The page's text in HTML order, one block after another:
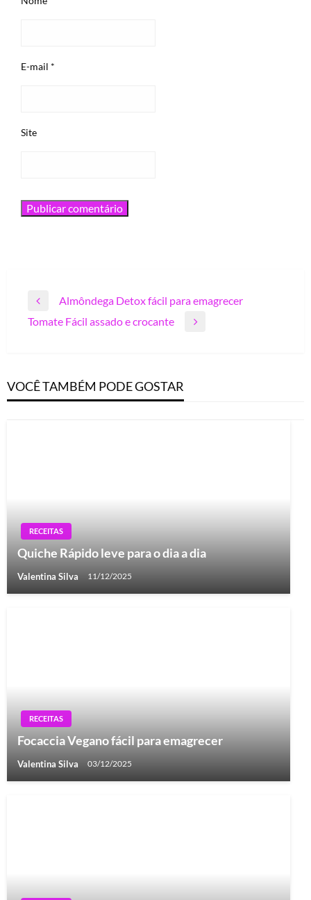
E-mail *
Site
Navegação
de
Previous
Post
Almôndega Detox fácil para emagrecer
Next
Tomate Fácil assado e crocante
VOCÊ TAMBÉM PODE GOSTAR
RECEITAS
Quiche Rápido leve para o dia a dia
Valentina Silva 11/12/2025
RECEITAS
Focaccia Vegano fácil para emagrecer
Valentina Silva 03/12/2025